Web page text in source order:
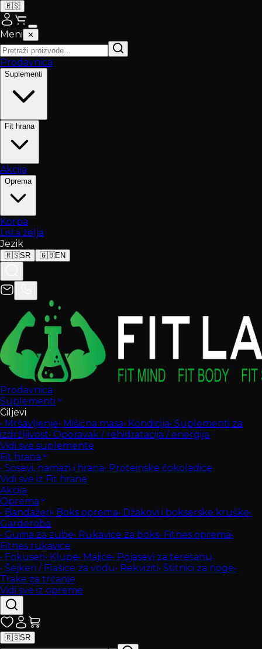
🇷🇸
Meni ✕
Prodavnica
Suplementi
Fit hrana
Akcija
Oprema
Korpa
Lista želja
Jezik
🇷🇸SR 🇬🇧EN
Prodavnica
Suplementi
Ciljevi
• Mršavljenje• Mišićna masa• Kondicija• Suplementi za
izdržljivost• Oporavak / rehidratacija / energija
Vidi sve suplemente
Fit hrana
• Sosevi, namazi i hrana• Proteinske čokoladice
Vidi sve iz Fit hrane
Akcija
Oprema
• Bandažeri• Boks oprema• Džakovi i bokserske kruške•
Garderoba
• Guma za zube• Rukavice za boks• Fitnes oprema•
Fitnes rukavice
• Fokuseri• Klupe• Majice• Pojasevi za teretanu
• Šejkeri / Flašice za vodu• Rekviziti• Štitnici za noge•
Trake za trčanje
Vidi sve iz opreme
🇷🇸SR